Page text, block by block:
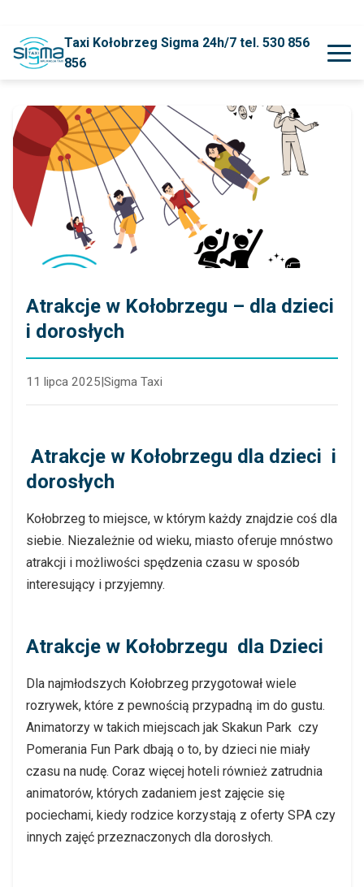
Taxi Kołobrzeg Sigma 24h/7 tel. 530 856
856
Atrakcje w Kołobrzegu – dla dzieci
i dorosłych
11 lipca 2025|Sigma Taxi
Atrakcje w Kołobrzegu dla dzieci i
dorosłych
Kołobrzeg to miejsce, w którym każdy znajdzie coś dla
siebie. Niezależnie od wieku, miasto oferuje mnóstwo
atrakcji i możliwości spędzenia czasu w sposób
interesujący i przyjemny.
Atrakcje w Kołobrzegu dla Dzieci
Dla najmłodszych Kołobrzeg przygotował wiele
rozrywek, które z pewnością przypadną im do gustu.
Animatorzy w takich miejscach jak Skakun Park czy
Pomerania Fun Park dbają o to, by dzieci nie miały
czasu na nudę. Coraz więcej hoteli również zatrudnia
animatorów, których zadaniem jest zajęcie się
pociechami, kiedy rodzice korzystają z oferty SPA czy
innych zajęć przeznaczonych dla dorosłych.